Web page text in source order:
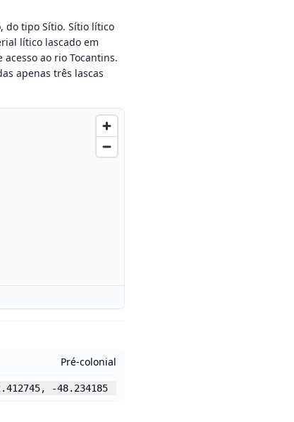
do tipo Sítio. Sítio lítico
lítico lascado em
ao rio Tocantins.
apenas três lascas
Pré-colonial
, -48.234185